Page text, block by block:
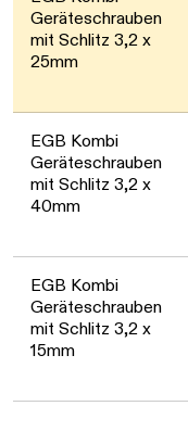
Geräteschrauben
mit Schlitz 3,2 x
25mm
EGB Kombi
Geräteschrauben
mit Schlitz 3,2 x
40mm
EGB Kombi
Geräteschrauben
mit Schlitz 3,2 x
15mm